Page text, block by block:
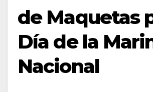
de Maquetas
Día de la
Nacional